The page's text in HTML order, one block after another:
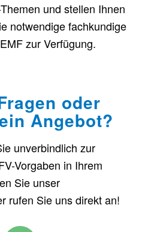
und stellen Ihnen
notwendige fachkundige
zur Verfügung.
oder
Angebot?
unverbindlich zur
Vorgaben in Ihrem
Sie unser
rufen Sie uns direkt an!